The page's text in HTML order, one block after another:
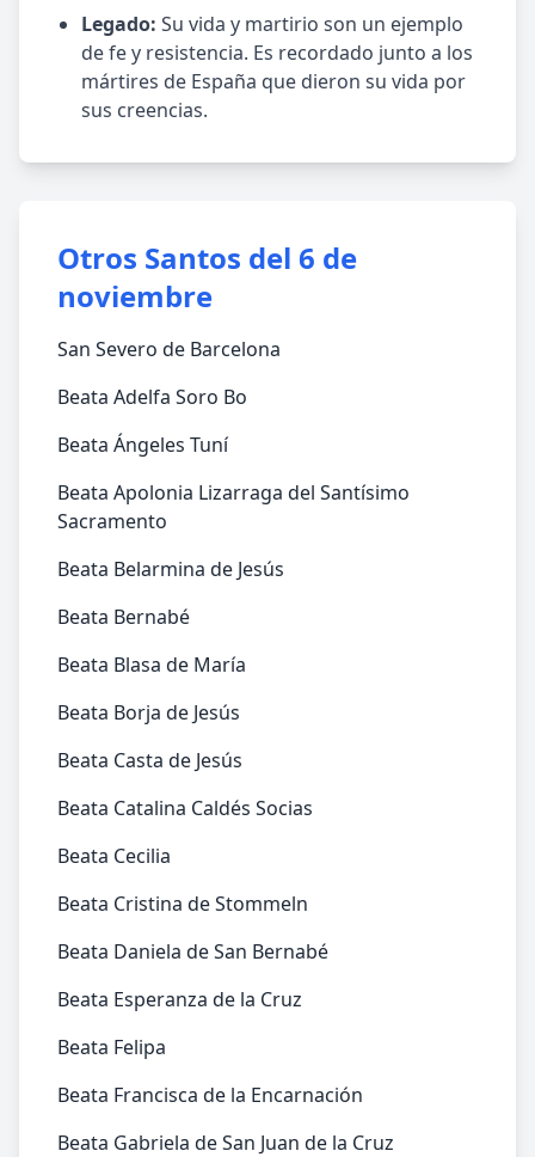
Legado: Su vida y martirio son un ejemplo
de fe y resistencia. Es recordado junto a los
mártires de España que dieron su vida por
sus creencias.
Otros Santos del 6 de
noviembre
San Severo de Barcelona
Beata Adelfa Soro Bo
Beata Ángeles Tuní
Beata Apolonia Lizarraga del Santísimo
Sacramento
Beata Belarmina de Jesús
Beata Bernabé
Beata Blasa de María
Beata Borja de Jesús
Beata Casta de Jesús
Beata Catalina Caldés Socias
Beata Cecilia
Beata Cristina de Stommeln
Beata Daniela de San Bernabé
Beata Esperanza de la Cruz
Beata Felipa
Beata Francisca de la Encarnación
Beata Gabriela de San Juan de la Cruz